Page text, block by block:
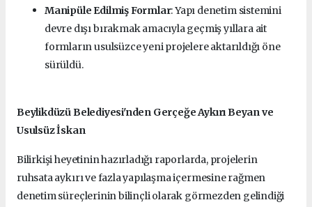
Manipüle Edilmiş Formlar: Yapı denetim sistemini
devre dışı bırakmak amacıyla geçmiş yıllara ait
formların usulsüzce yeni projelere aktarıldığı öne
sürüldü.
Beylikdüzü Belediyesi'nden Gerçeğe Aykırı Beyan ve
Usulsüz İskan
Bilirkişi heyetinin hazırladığı raporlarda, projelerin
ruhsata aykırı ve fazla yapılaşma içermesine rağmen
denetim süreçlerinin bilinçli olarak görmezden gelindiği